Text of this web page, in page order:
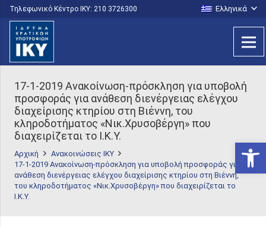
Τηλεφωνικό Κέντρο IKY: 210 3726300 Ελληνικά
17-1-2019 Ανακοίνωση-πρόσκληση για υποβολή
προσφοράς για ανάθεση διενέργειας ελέγχου
διαχείρισης κτηρίου στη Βιέννη, του
κληροδοτήματος «Νικ.Χρυσοβέργη» που
διαχειρίζεται το Ι.Κ.Υ.
Αρχική
Ανακοινώσεις ΙΚΥ
17-1-2019 Ανακοίνωση-πρόσκληση για υποβολή προσφοράς για
ανάθεση διενέργειας ελέγχου διαχείρισης κτηρίου στη Βιέννη,
του κληροδοτήματος «Νικ.Χρυσοβέργη» που διαχειρίζεται το
Ι.Κ.Υ.